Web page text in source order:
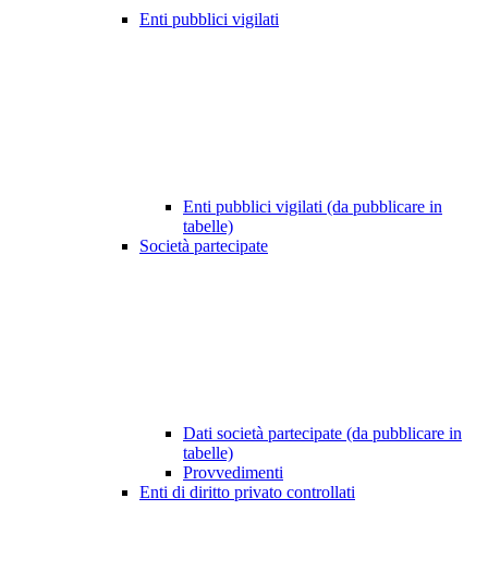
Enti pubblici vigilati
Enti pubblici vigilati (da pubblicare in
tabelle)
Società partecipate
Dati società partecipate (da pubblicare in
tabelle)
Provvedimenti
Enti di diritto privato controllati